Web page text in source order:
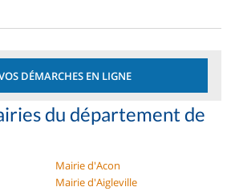
DÉMARCHES EN LIGNE
du département de
Mairie d'Acon
Mairie d'Aigleville